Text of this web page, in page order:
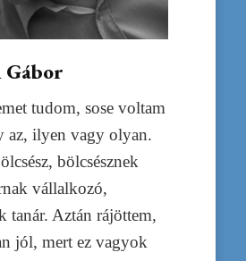
tudom, sose voltam
az, ilyen vagy olyan.
bölcsésznek
vállalkozó,
tanár. Aztán rájöttem,
jól, mert ez vagyok